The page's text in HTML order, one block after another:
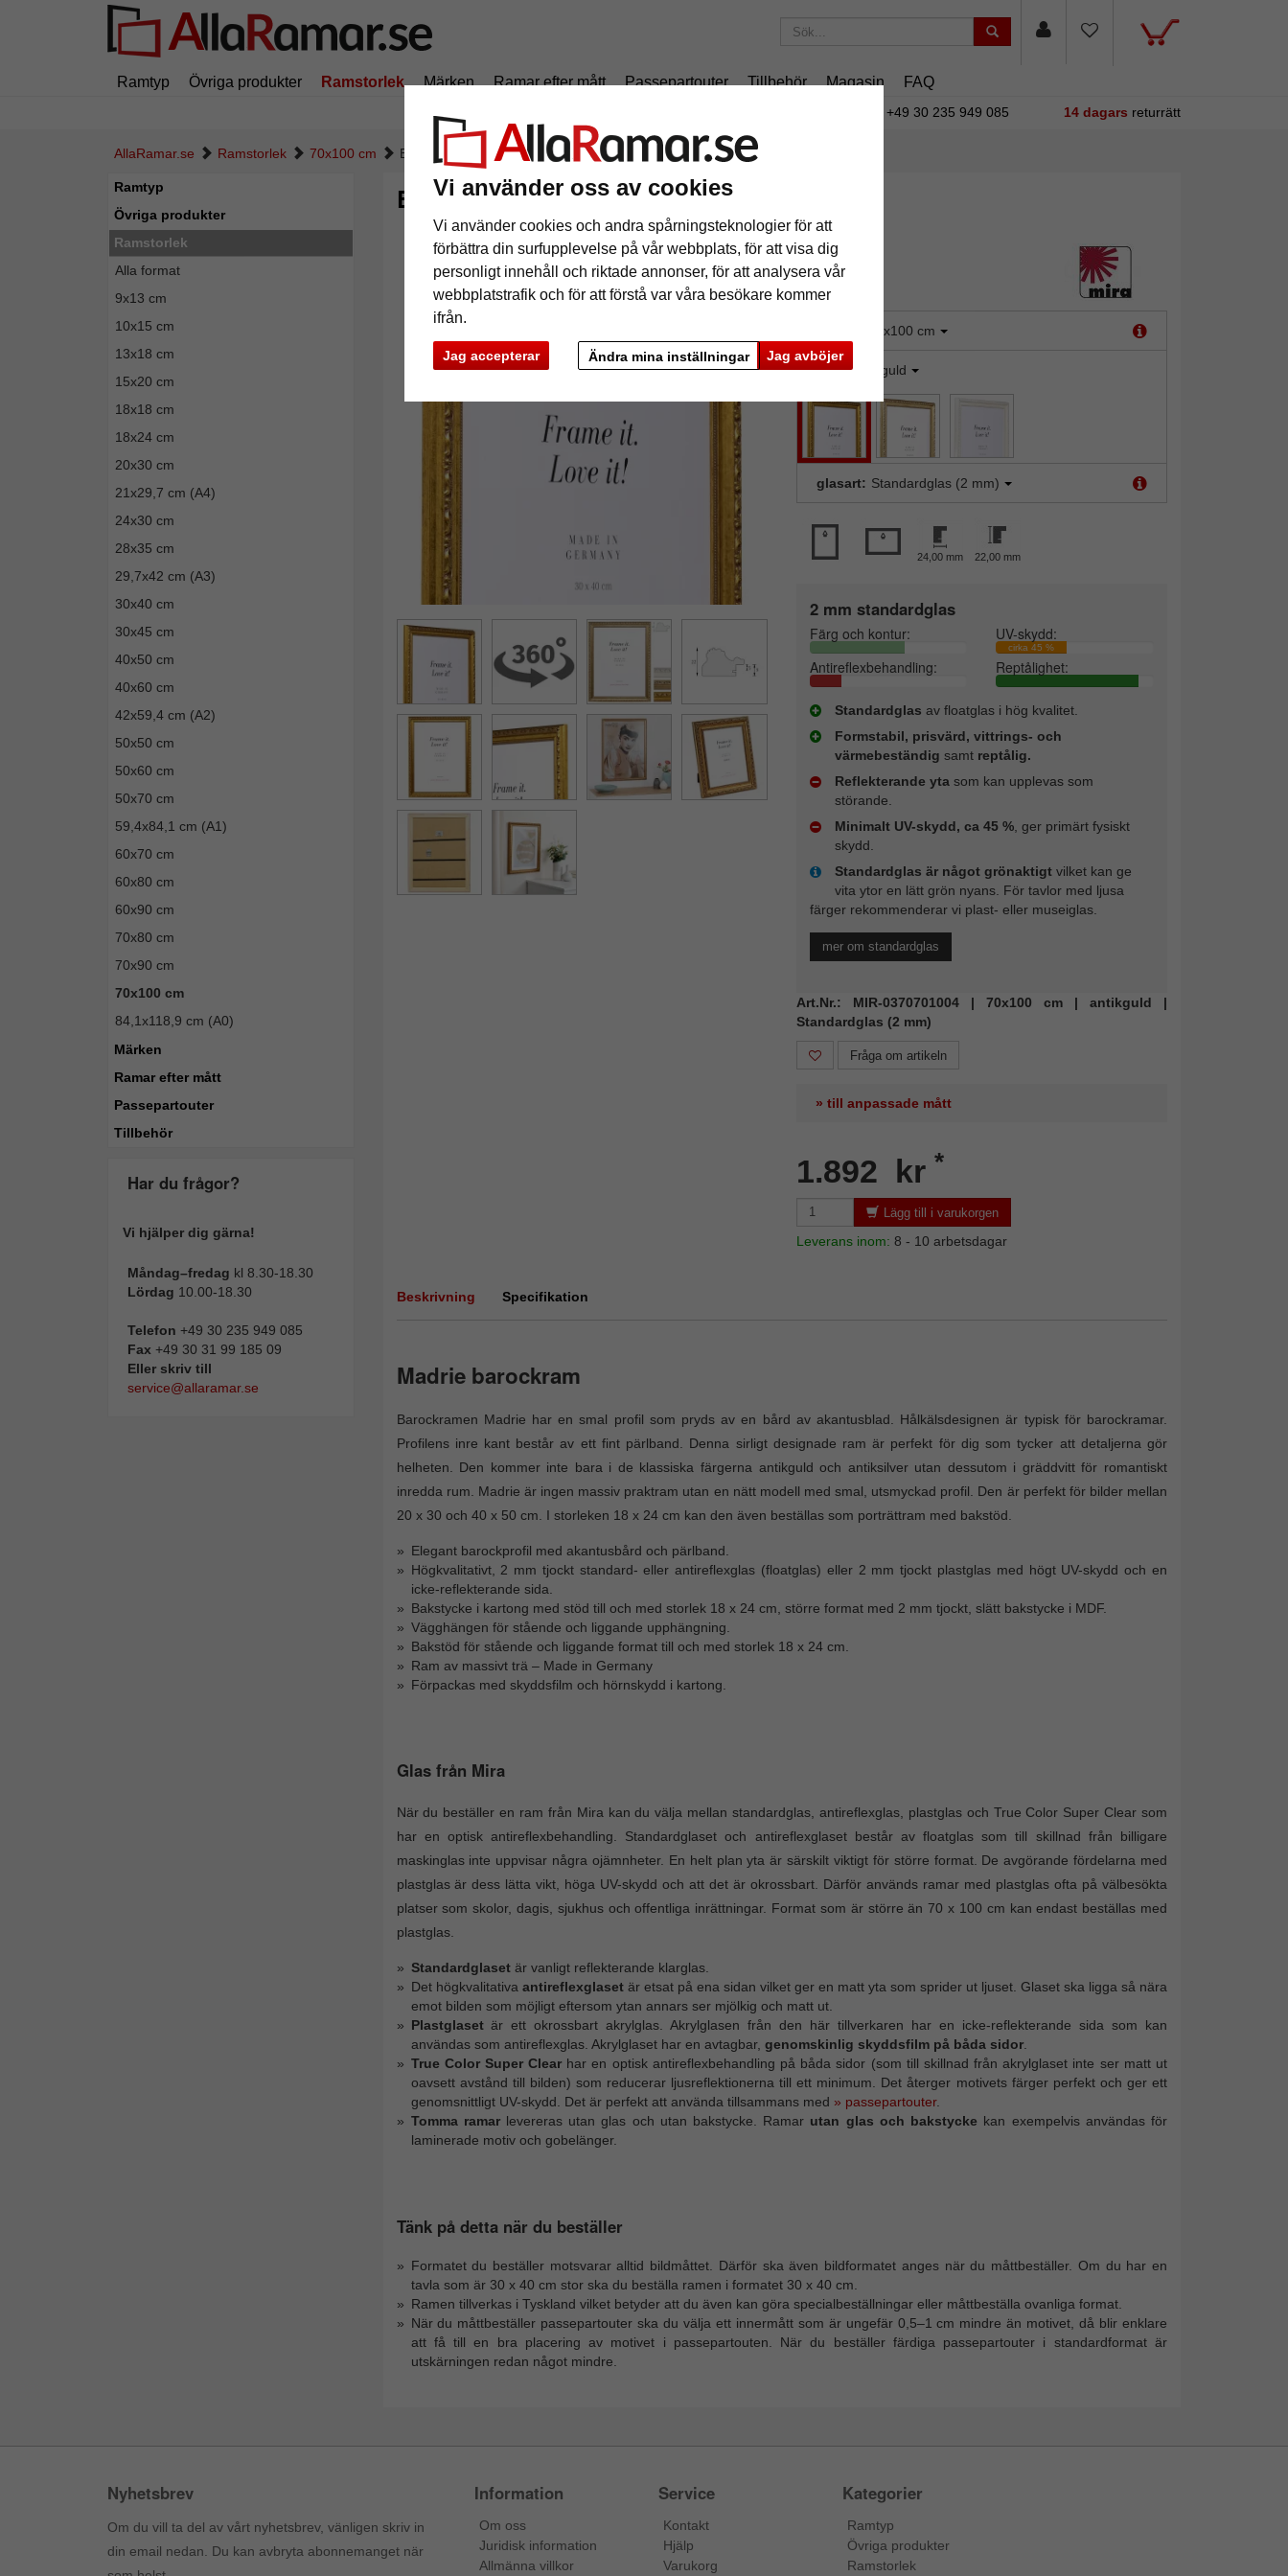
Vi använder oss av cookies
Vi använder cookies och andra spårningsteknologier för att
förbättra din surfupplevelse på vår webbplats, för att visa dig
personligt innehåll och riktade annonser, för att analysera vår
webbplatstrafik och för att förstå var våra besökare kommer
ifrån.
Jag accepterar Jag avböjer
Ändra mina inställningar
Ramtyp Övriga produkter Ramstorlek Märken Ramar efter mått Passepartouter Tillbehör Magasin FAQ
+49 30 235 949 085 14 dagars returrätt
AllaRamar.se Ramstorlek 70x100 cm Barockram Madrie
Ramtyp
Övriga produkter
Ramstorlek
Alla format
9x13 cm
10x15 cm
13x18 cm
15x20 cm
18x18 cm
18x24 cm
20x30 cm
21x29,7 cm (A4)
24x30 cm
28x35 cm
29,7x42 cm (A3)
30x40 cm
30x45 cm
40x50 cm
40x60 cm
42x59,4 cm (A2)
50x50 cm
50x60 cm
50x70 cm
59,4x84,1 cm (A1)
60x70 cm
60x80 cm
60x90 cm
70x80 cm
70x90 cm
70x100 cm
84,1x118,9 cm (A0)
Märken
Ramar efter mått
Passepartouter
Tillbehör
Har du frågor?
Vi hjälper dig gärna!
Måndag–fredag kl 8.30-18.30
Lördag 10.00-18.30
Telefon +49 30 235 949 085
Fax +49 30 31 99 185 09
Eller skriv till
service@allaramar.se
Barockram Madrie
70x100 cm
färg: antikguld
glasart: Standardglas (2 mm)
24,00 mm 22,00 mm
2 mm standardglas
Färg och kontur: UV-skydd:
cirka 45 %
Antireflexbehandling: Reptålighet:
Standardglas av floatglas i hög kvalitet.
Formstabil, prisvärd, vittrings- och
värmebeständig samt reptålig.
Reflekterande yta som kan upplevas som
störande.
Minimalt UV-skydd, ca 45 %, ger primärt fysiskt
skydd.
Standardglas är något grönaktigtvilket kan ge
vita ytor en lätt grön nyans. För tavlor med ljusa
färger rekommenderar vi plast- eller museiglas.
mer om standardglas
Art.Nr.: MIR-0370701004 | 70x100 cm | antikguld |
Standardglas (2 mm)
Fråga om artikeln
» till anpassade mått
1.892 kr *
Lägg till i varukorgen
Leverans inom: 8 - 10 arbetsdagar
Beskrivning Specifikation
Madrie barockram
Barockramen Madrie har en smal profil som pryds av en bård av akantusblad. Hålkälsdesignen är typisk för barockramar.
Profilens inre kant består av ett fint pärlband. Denna sirligt designade ram är perfekt för dig som tycker att detaljerna gör
helheten. Den kommer inte bara i de klassiska färgerna antikguld och antiksilver utan dessutom i gräddvitt för romantiskt
inredda rum. Madrie är ingen massiv praktram utan en nätt modell med smal, utsmyckad profil. Den är perfekt för bilder mellan
20 x 30 och 40 x 50 cm. I storleken 18 x 24 cm kan den även beställas som porträttram med bakstöd.
Elegant barockprofil med akantusbård och pärlband.
Högkvalitativt, 2 mm tjockt standard- eller antireflexglas (floatglas) eller 2 mm tjockt plastglas med högt UV-skydd och en
icke-reflekterande sida.
Bakstycke i kartong med stöd till och med storlek 18 x 24 cm, större format med 2 mm tjockt, slätt bakstycke i MDF.
Vägghängen för stående och liggande upphängning.
Bakstöd för stående och liggande format till och med storlek 18 x 24 cm.
Ram av massivt trä – Made in Germany
Förpackas med skyddsfilm och hörnskydd i kartong.
Glas från Mira
När du beställer en ram från Mira kan du välja mellan standardglas, antireflexglas, plastglas och True Color Super Clear som
har en optisk antireflexbehandling. Standardglaset och antireflexglaset består av floatglas som till skillnad från billigare
maskinglas inte uppvisar några ojämnheter. En helt plan yta är särskilt viktigt för större format. De avgörande fördelarna med
plastglas är dess lätta vikt, höga UV-skydd och att det är okrossbart. Därför används ramar med plastglas ofta på välbesökta
platser som skolor, dagis, sjukhus och offentliga inrättningar. Format som är större än 70 x 100 cm kan endast beställas med
plastglas.
Standardglasetär vanligt reflekterande klarglas.
Det högkvalitativa antireflexglasetär etsat på ena sidan vilket ger en matt yta som sprider ut ljuset. Glaset ska ligga så nära
emot bilden som möjligt eftersom ytan annars ser mjölkig och matt ut.
Plastglasetär ett okrossbart akrylglas. Akrylglasen från den här tillverkaren har en icke-reflekterande sida som kan
användas som antireflexglas. Akrylglaset har en avtagbar, genomskinlig skyddsfilm på båda sidor.
True Color Super Clear har en optisk antireflexbehandling på båda sidor (som till skillnad från akrylglaset inte ser matt ut
oavsett avstånd till bilden) som reducerar ljusreflektionerna till ett minimum. Det återger motivets färger perfekt och ger ett
genomsnittligt UV-skydd. Det är perfekt att använda tillsammans med » passepartouter.
Tomma ramarlevereras utan glas och utan bakstycke. Ramar utan glas och bakstycke kan exempelvis användas för
laminerade motiv och gobelänger.
Tänk på detta när du beställer
Formatet du beställer motsvarar alltid bildmåttet. Därför ska även bildformatet anges när du måttbeställer. Om du har en
tavla som är 30 x 40 cm stor ska du beställa ramen i formatet 30 x 40 cm.
Ramen tillverkas i Tyskland vilket betyder att du även kan göra specialbeställningar eller måttbeställa ovanliga format.
När du måttbeställer passepartouter ska du välja ett innermått som är ungefär 0,5–1 cm mindre än motivet, då blir enklare
att få till en bra placering av motivet i passepartouten. När du beställer färdiga passepartouter i standardformat är
utskärningen redan något mindre.
Nyhetsbrev
Om du vill ta del av vårt nyhetsbrev, vänligen skriv in
din email nedan. Du kan avbryta abonnemanget när
Information
Om oss
Juridisk information
Allmänna villkor
Service
Kontakt
Hjälp
Varukorg
Kategorier
Ramtyp
Övriga produkter
Ramstorlek